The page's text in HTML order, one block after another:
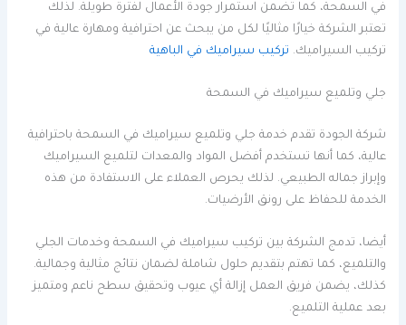
في السمحة، كما تضمن استمرار جودة الأعمال لفترة طويلة. لذلك
تعتبر الشركة خيارًا مثاليًا لكل من يبحث عن احترافية ومهارة عالية في
تركيب السيراميك. تركيب سيراميك في الباهية
جلي وتلميع سيراميك في السمحة
شركة الجودة تقدم خدمة جلي وتلميع سيراميك في السمحة باحترافية
عالية، كما أنها تستخدم أفضل المواد والمعدات لتلميع السيراميك
وإبراز جماله الطبيعي. لذلك يحرص العملاء على الاستفادة من هذه
الخدمة للحفاظ على رونق الأرضيات.
أيضا، تدمج الشركة بين تركيب سيراميك في السمحة وخدمات الجلي
والتلميع، كما تهتم بتقديم حلول شاملة لضمان نتائج مثالية وجمالية.
كذلك، يضمن فريق العمل إزالة أي عيوب وتحقيق سطح ناعم ومتميز
بعد عملية التلميع.